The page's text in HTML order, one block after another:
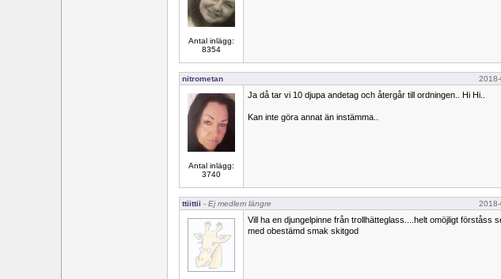
Antal inlägg:
8354
nitrometan
Antal inlägg:
3740
Ja då tar vi 10 djupa andetag och återgår till ordningen.. Hi Hi..
Kan inte göra annat än instämma..
ttiittii - Ej medlem längre
Vill ha en djungelpinne från trollhätteglass....helt omöjligt förståss
med obestämd smak skitgod